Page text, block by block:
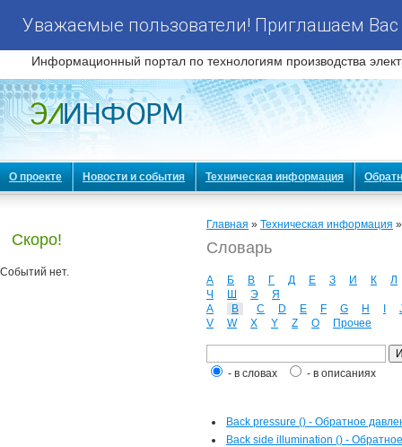
Уважаемые пользователи! Приглашаем
Информационный портал по технологиям производства
О проекте Новости и события Техническая информация
Скоро!
Событий нет.
Главная » Техническая информация
Словарь
А Б В Г Д Е З И К
Л
Ч
Ш Э
Я
A
B C D E F G H
V
W X Y Z О Прочее
- в словах - в описаниях
Back pressure () - Обратное
Back side illumination () -